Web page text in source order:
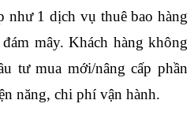
như 1 dịch vụ thuê bao hàng
mây. Khách hàng không
tư mua mới/nâng cấp phần
năng, chi phí vận hành.